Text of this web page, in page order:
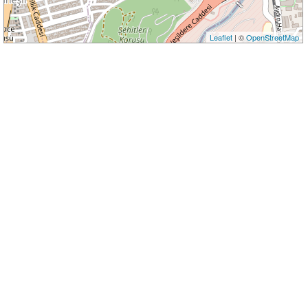
Leaflet| ©OpenStreetMap